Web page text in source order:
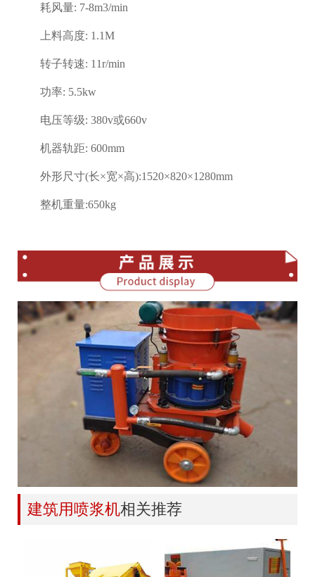
耗风量: 7-8m3/min
上料高度: 1.1M
转子转速: 11r/min
功率: 5.5kw
电压等级: 380v或660v
机器轨距: 600mm
外形尺寸(长×宽×高):1520×820×1280mm
整机重量:650kg
建筑用喷浆机相关推荐